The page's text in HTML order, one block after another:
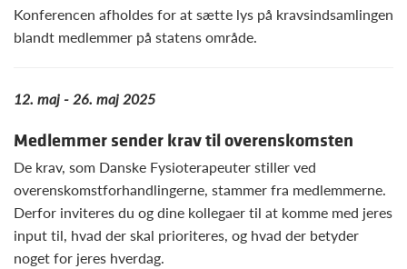
Konferencen afholdes for at sætte lys på kravsindsamlingen
blandt medlemmer på statens område.
12. maj - 26. maj 2025
Medlemmer sender krav til overenskomsten
De krav, som Danske Fysioterapeuter stiller ved
overenskomstforhandlingerne, stammer fra medlemmerne.
Derfor inviteres du og dine kollegaer til at komme med jeres
input til, hvad der skal prioriteres, og hvad der betyder
noget for jeres hverdag.